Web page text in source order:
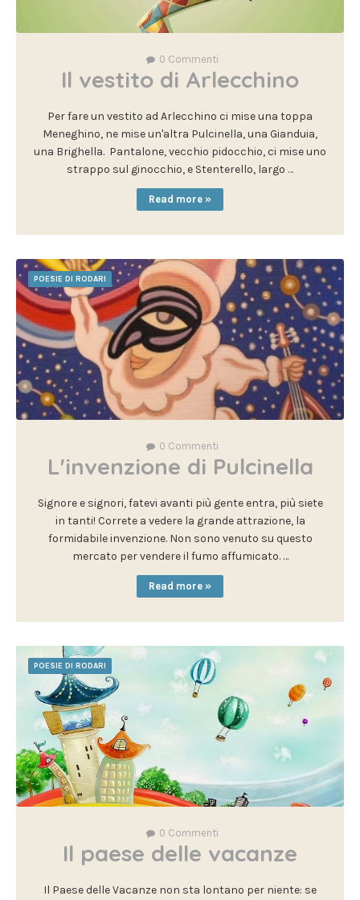
0 Commenti
Il vestito di Arlecchino
Per fare un vestito ad Arlecchino ci mise una toppa
Meneghino, ne mise un'altra Pulcinella, una Gianduia,
una Brighella. Pantalone, vecchio pidocchio, ci mise uno
strappo sul ginocchio, e Stenterello, largo …
Read more »
POESIE DI RODARI
0 Commenti
L'invenzione di Pulcinella
Signore e signori, fatevi avanti più gente entra, più siete
in tanti! Correte a vedere la grande attrazione, la
formidabile invenzione. Non sono venuto su questo
mercato per vendere il fumo affumicato. …
Read more »
POESIE DI RODARI
0 Commenti
Il paese delle vacanze
Il Paese delle Vacanze non sta lontano per niente: se